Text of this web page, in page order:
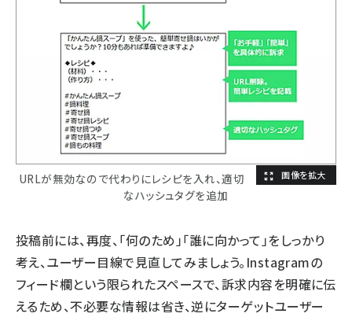
URLが無効なので代わりにレシピを入れ、適切
なハッシュタグを追加
投稿前には、再度、「何のため」「誰に向かって」をしっかり
考え、ユーザー目線で見直してみましょう。Instagramの
フィード欄という限られたスペースで、訴求内容を明確に伝
えるため、不必要な情報は省き、逆にターゲットユーザー